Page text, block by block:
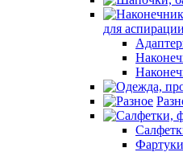
для аспирации